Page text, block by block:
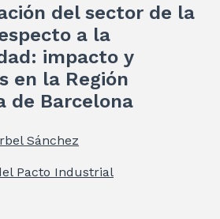
del sector de la
a la
impacto y
en la Región
de Barcelona
Sánchez
Pacto Industrial